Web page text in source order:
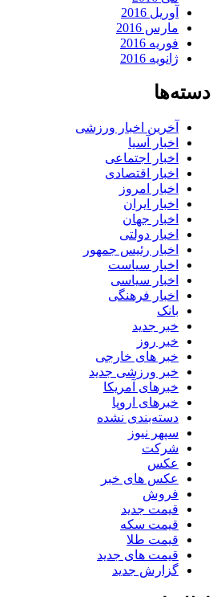
آوریل 2016
مارس 2016
فوریه 2016
ژانویه 2016
دسته‌ها
آخرین اخبار ورزشی
اخبار آسیا
اخبار اجتماعی
اخبار اقتصادی
اخبار امروز
اخبار ایران
اخبار جهان
اخبار دولتی
اخبار رئیس جمهور
اخبار سیاست
اخبار سیاسی
اخبار فرهنگی
بانک
خبر جدید
خبر روز
خبر های خارجی
خبر ورزشی جدید
خبرهای آمریکا
خبرهای اروپا
دسته‌بندی نشده
سپهر نیوز
شرکت
عکس
عکس های خبر
فروش
قیمت جدید
قیمت سکه
قیمت طلا
قیمت های جدید
گزارش جدید